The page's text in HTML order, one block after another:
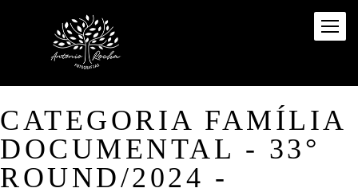
CATEGORIA FAMÍLIA
DOCUMENTAL - 33°
ROUND/2024 -